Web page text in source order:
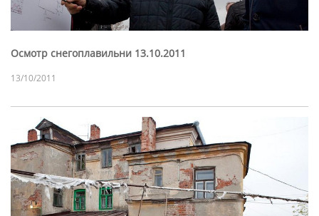
Осмотр снегоплавильни 13.10.2011
13/10/2011